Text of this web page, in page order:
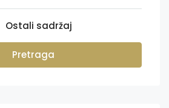
Ostali sadržaj
Pretraga